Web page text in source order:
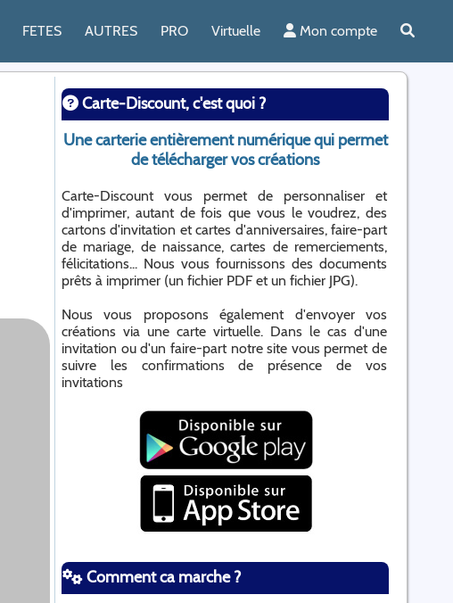
FETES AUTRES PRO Virtuelle Mon compte
Carte-Discount, c'est quoi ?
Une carterie entièrement numérique qui permet
de télécharger vos créations
Carte-Discount vous permet de personnaliser et
d'imprimer, autant de fois que vous le voudrez, des
cartons d'invitation et cartes d'anniversaires, faire-part
de mariage, de naissance, cartes de remerciements,
félicitations... Nous vous fournissons des documents
prêts à imprimer (un fichier PDF et un fichier JPG).
Nous vous proposons également d'envoyer vos
créations via une carte virtuelle. Dans le cas d'une
invitation ou d'un faire-part notre site vous permet de
suivre les confirmations de présence de vos
invitations
Comment ca marche ?